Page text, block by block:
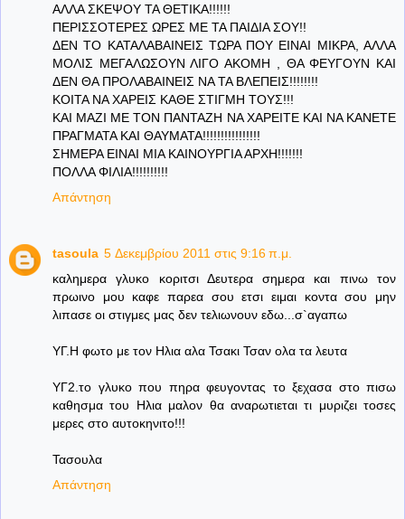
ΑΛΛΑ ΣΚΕΨΟΥ ΤΑ ΘΕΤΙΚΑ!!!!!!
ΠΕΡΙΣΣΟΤΕΡΕΣ ΩΡΕΣ ΜΕ ΤΑ ΠΑΙΔΙΑ ΣΟΥ!!
ΔΕΝ ΤΟ ΚΑΤΑΛΑΒΑΙΝΕΙΣ ΤΩΡΑ ΠΟΥ ΕΙΝΑΙ ΜΙΚΡΑ, ΑΛΛΑ
ΜΟΛΙΣ ΜΕΓΑΛΩΣΟΥΝ ΛΙΓΟ ΑΚΟΜΗ , ΘΑ ΦΕΥΓΟΥΝ ΚΑΙ
ΔΕΝ ΘΑ ΠΡΟΛΑΒΑΙΝΕΙΣ ΝΑ ΤΑ ΒΛΕΠΕΙΣ!!!!!!!!
ΚΟΙΤΑ ΝΑ ΧΑΡΕΙΣ ΚΑΘΕ ΣΤΙΓΜΗ ΤΟΥΣ!!!
ΚΑΙ ΜΑΖΙ ΜΕ ΤΟΝ ΠΑΝΤΑΖΗ ΝΑ ΧΑΡΕΙΤΕ ΚΑΙ ΝΑ ΚΑΝΕΤΕ
ΠΡΑΓΜΑΤΑ ΚΑΙ ΘΑΥΜΑΤΑ!!!!!!!!!!!!!!!!
ΣΗΜΕΡΑ ΕΙΝΑΙ ΜΙΑ ΚΑΙΝΟΥΡΓΙΑ ΑΡΧΗ!!!!!!!
ΠΟΛΛΑ ΦΙΛΙΑ!!!!!!!!!!
Απάντηση
tasoula 5 Δεκεμβρίου 2011 στις 9:16 π.μ.
καλημερα γλυκο κοριτσι Δευτερα σημερα και πινω τον
πρωινο μου καφε παρεα σου ετσι ειμαι κοντα σου μην
λιπασε οι στιγμες μας δεν τελιωνουν εδω...σ`αγαπω
ΥΓ.Η φωτο με τον Ηλια αλα Τσακι Τσαν ολα τα λευτα
ΥΓ2.το γλυκο που πηρα φευγοντας το ξεχασα στο πισω
καθησμα του Ηλια μαλον θα αναρωτιεται τι μυριζει τοσες
μερες στο αυτοκηνιτο!!!
Τασουλα
Απάντηση